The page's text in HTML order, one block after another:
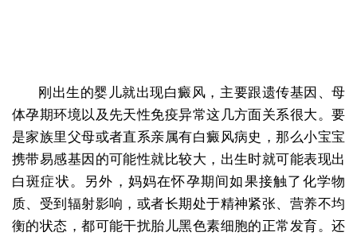
刚出生的婴儿就出现白癜风，主要跟遗传基因、母
体孕期环境以及先天性免疫异常这几方面关系很大。要
是家族里父母或者直系亲属有白癜风病史，那么小宝宝
携带易感基因的可能性就比较大，出生时就可能表现出
白斑症状。另外，妈妈在怀孕期间如果接触了化学物
质、受到辐射影响，或者长期处于精神紧张、营养不均
衡的状态，都可能干扰胎儿黑色素细胞的正常发育。还